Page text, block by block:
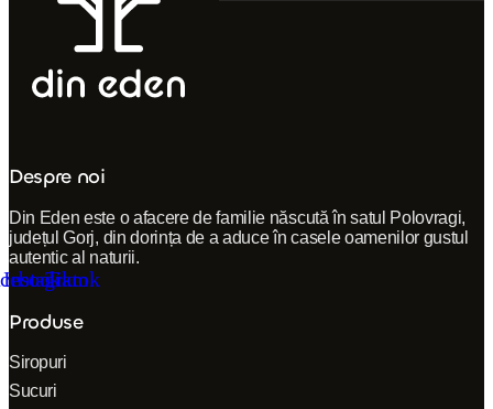
Despre noi
Din Eden este o afacere de familie născută în satul Polovragi,
județul Gorj, din dorința de a aduce în casele oamenilor gustul
autentic al naturii.
Instagram
Tiktok
Produse
Siropuri
Sucuri